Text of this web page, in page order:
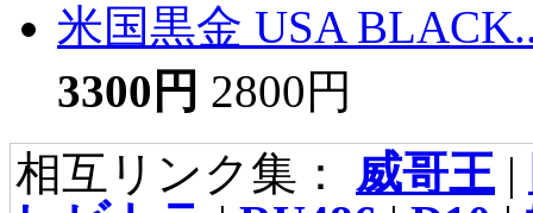
米国黒金 USA
3300円 2800円
相互リンク集： 威哥王|